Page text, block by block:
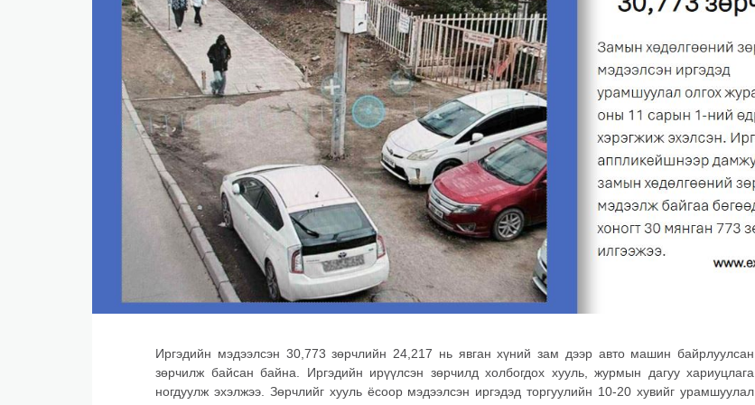
​БНСУ-д аялахдаа үзвэр, үйлчилгээний хөнгөлөлт хэрхэн авах вэ?
2025 онд эдийн засаг 90 их наяд төгрөгт хүрч, 6.8 хувиар өсжээ
​Г.Дамдинням: 66 мянган тонн АИ-92 автобензин авах захиалга хийсэн
Иргэдийн мэдээлсэн 30,773 зөрчлийн 24,217 нь явган хүний зам дээр авто машин байрлуулсан
зөрчилж байсан байна. Иргэдийн ирүүлсэн зөрчилд холбогдох хууль, журмын дагуу хариуцлага
ногдуулж эхэлжээ. Зөрчлийг хууль ёсоор мэдээлсэн иргэдэд торгуулийн 10-20 хувийг урамшуулал